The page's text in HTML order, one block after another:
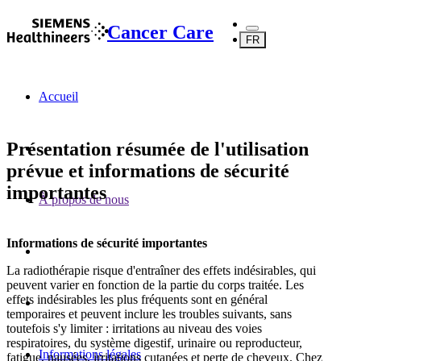
Cancer Care FR
Accueil
À propos de nous‌
Informations légales
Présentation résumée de l'utilisation
prévue et informations de sécurité
importantes
Informations de sécurité importantes
La radiothérapie risque d'entraîner des effets indésirables, qui
peuvent varier en fonction de la partie du corps traitée. Les
effets indésirables les plus fréquents sont en général
temporaires et peuvent inclure les troubles suivants, sans
toutefois s'y limiter : irritations au niveau des voies
respiratoires, du système digestif, urinaire ou reproducteur,
fatigue, nausées, irritations cutanées et perte de cheveux. Chez